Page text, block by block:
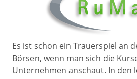
Es ist schon ein Trauerspiel an
Börsen, wenn man sich die
Unternehmen anschaut. In den